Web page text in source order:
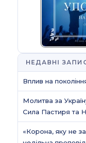
НЕДАВНІ
Вплив на
Молитва за
Сила Пастиря та
/ Молитовне
«Корона, яку не